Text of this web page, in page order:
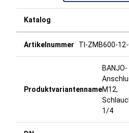
TI-ZMB600-
BANJO-
M12,
1/4